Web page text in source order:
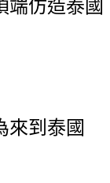
端仿造泰國
來到泰國